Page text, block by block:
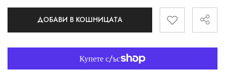
ДОБАВИ В КОШНИЦАТА